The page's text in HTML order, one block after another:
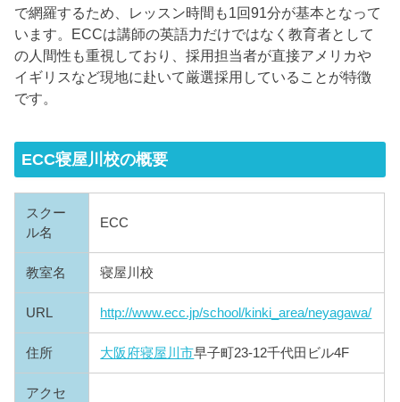
で網羅するため、レッスン時間も1回91分が基本となって
います。ECCは講師の英語力だけではなく教育者として
の人間性も重視しており、採用担当者が直接アメリカや
イギリスなど現地に赴いて厳選採用していることが特徴
です。
ECC寝屋川校の概要
スクー
ル名
ECC
教室名 寝屋川校
URL http://www.ecc.jp/school/kinki_area/neyagawa/
住所 大阪府寝屋川市早子町23-12千代田ビル4F
アクセ